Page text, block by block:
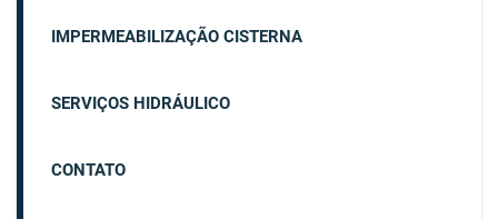
IMPERMEABILIZAÇÃO CISTERNA
SERVIÇOS HIDRÁULICO
CONTATO